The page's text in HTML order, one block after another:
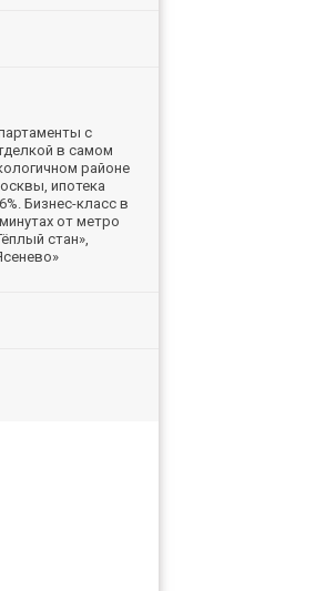
с
в самом
районе
ипотека
Бизнес-класс в
от метро
стан»,